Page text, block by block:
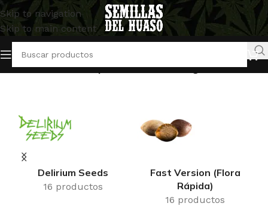
Skip to navigation
Skip to main content
Inicio/Productos etiquetados “Golden tiger”
Delirium Seeds
16 productos
Fast Version (Flora
Rápida)
16 productos